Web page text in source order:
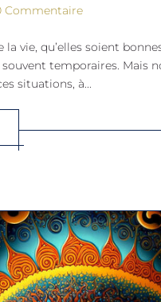
Commentaire
la vie, qu’elles soient
souvent temporaires. Mais
situations, à...